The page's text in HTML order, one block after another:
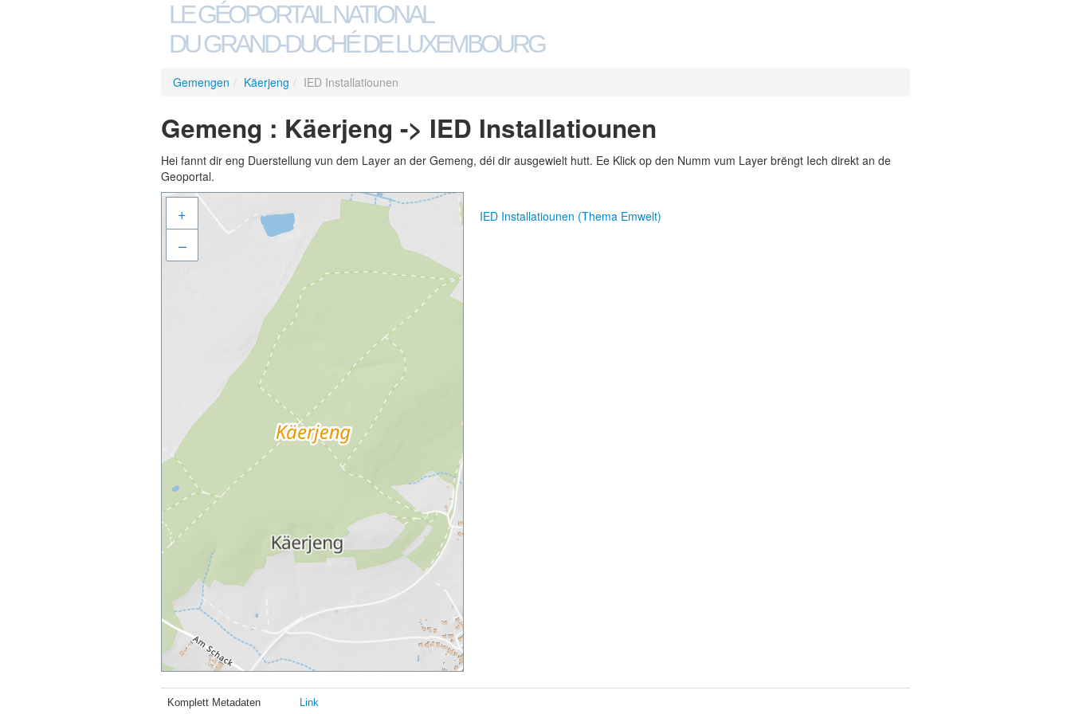
LE GÉOPORTAIL NATIONAL
DU GRAND-DUCHÉ DE LUXEMBOURG
Gemengen / Käerjeng / IED Installatiounen
Gemeng : Käerjeng -> IED Installatiounen
Hei fannt dir eng Duerstellung vun dem Layer an der Gemeng, déi dir ausgewielt hutt. Ee Klick op den Numm vum Layer brëngt Iech direkt an de
Geoportal.
+
–
IED Installatiounen (Thema Emwelt)
Komplett Metadaten Link